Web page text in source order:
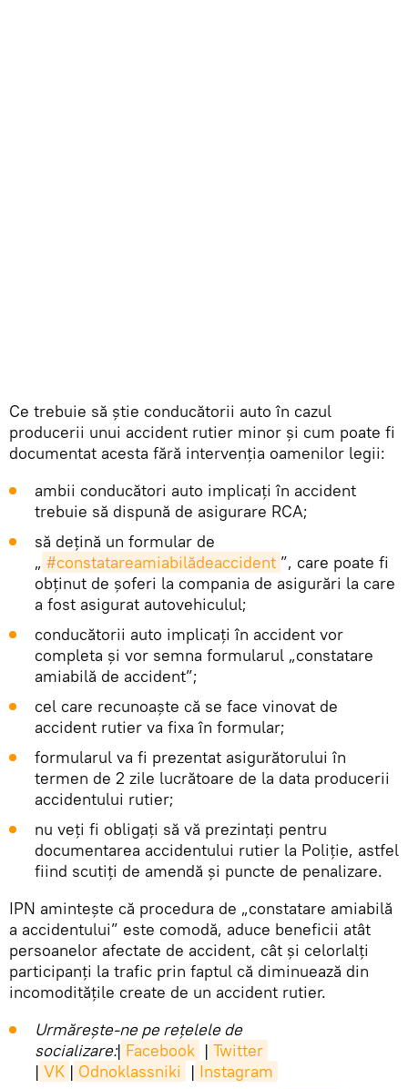
Ce trebuie să știe conducătorii auto în cazul
producerii unui accident rutier minor și cum poate fi
documentat acesta fără intervenția oamenilor legii:
ambii conducători auto implicați în accident
trebuie să dispună de asigurare RCA;
să dețină un formular de
„ #constatareamiabilădeaccident ”, care poate fi
obținut de șoferi la compania de asigurări la care
a fost asigurat autovehiculul;
conducătorii auto implicați în accident vor
completa și vor semna formularul „constatare
amiabilă de accident”;
cel care recunoaște că se face vinovat de
accident rutier va fixa în formular;
formularul va fi prezentat asigurătorului în
termen de 2 zile lucrătoare de la data producerii
accidentului rutier;
nu veți fi obligați să vă prezintați pentru
documentarea accidentului rutier la Poliție, astfel
fiind scutiți de amendă și puncte de penalizare.
IPN amintește că procedura de „constatare amiabilă
a accidentului” este comodă, aduce beneficii atât
persoanelor afectate de accident, cât și celorlalți
participanți la trafic prin faptul că diminuează din
incomoditățile create de un accident rutier.
Urmărește-ne pe rețelele de
socializare:| Facebook | Twitter
| VK | Odnoklassniki | Instagram